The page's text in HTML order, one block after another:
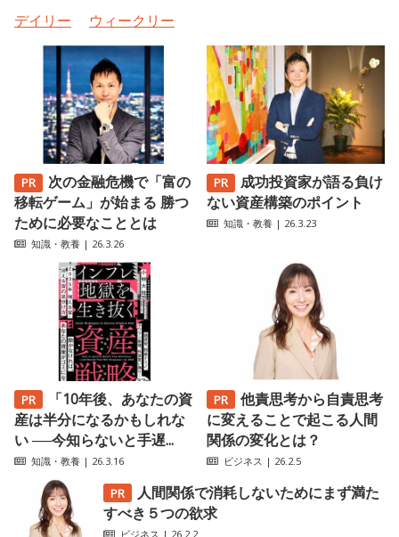
デイリー
ウィークリー
次の金融危機で「富の
移転ゲーム」が始まる 勝つ
ために必要なこととは
知識・教養 | 26.3.26
成功投資家が語る負け
ない資産構築のポイント
知識・教養 | 26.3.23
「10年後、あなたの資
産は半分になるかもしれな
い ──今知らないと手遅...
知識・教養 | 26.3.16
他責思考から自責思考
に変えることで起こる人間
関係の変化とは？
ビジネス | 26.2.5
人間関係で消耗しないためにまず満た
すべき５つの欲求
ビジネス | 26.2.2